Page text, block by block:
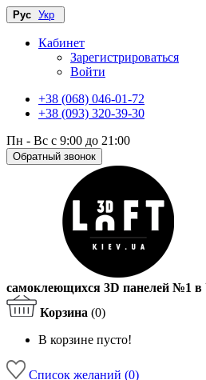
Рус Укр
Кабинет
Зарегистрироваться
Войти
+38 (068) 046-01-72
+38 (093) 320-39-30
Пн - Вс с 9:00 до 21:00
Обратный звонок
самоклеющихся 3D панелей №1 в
Корзина (0)
В корзине пусто!
Список желаний (0)